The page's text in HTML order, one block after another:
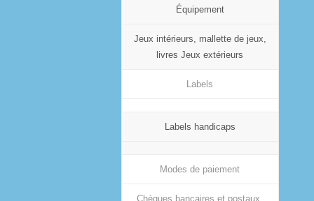
Équipement
Jeux intérieurs, mallette de jeux,
livres Jeux extérieurs
Labels
Labels handicaps
Modes de paiement
Chèques bancaires et postaux,